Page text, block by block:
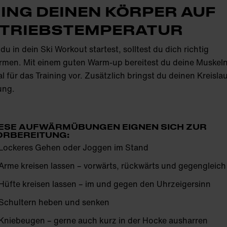
DEINEN KÖRPER AUF
in dein Ski Workout startest, solltest du dich richtig
Mit einem guten Warm-up bereitest du deine Muskeln
für das Training vor. Zusätzlich bringst du deinen
AUFWÄRMÜBUNGEN EIGNEN SICH ZUR
Gehen oder Joggen im Stand
kreisen lassen – vorwärts, rückwärts und gegengleich
kreisen lassen – im und gegen den Uhrzeigersinn
heben und senken
– gerne auch kurz in der Hocke ausharren